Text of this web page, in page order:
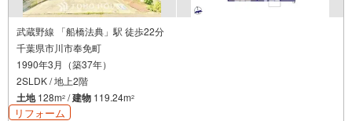
武蔵野線 「船橋法典」駅 徒歩22分
千葉県市川市奉免町
1990年3月（築37年）
2SLDK / 地上2階
土地128m2 /建物 119.24m2
リフォーム